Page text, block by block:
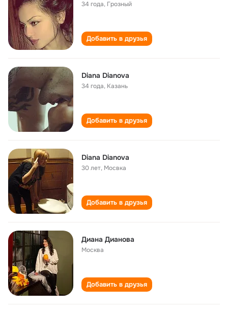
34 года, Грозный
Добавить в друзья
Diana Dianova
34 года, Казань
Добавить в друзья
Diana Dianova
30 лет, Мосвка
Добавить в друзья
Диана Дианова
Москва
Добавить в друзья